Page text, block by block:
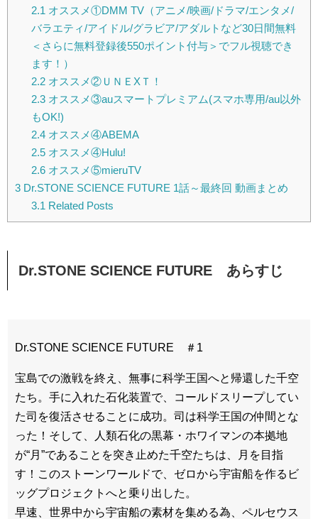
2.1 オススメ①DMM TV（アニメ/映画/ドラマ/エンタメ/
バラエティ/アイドル/グラビア/アダルトなど30日間無料
＜さらに無料登録後550ポイント付与＞でフル視聴でき
ます！）
2.2オススメ②ＵＮＥXＴ！
2.3オススメ③auスマートプレミアム(スマホ専用/au以外
もOK!)
2.4オススメ④ABEMA
2.5オススメ④Hulu!
2.6オススメ⑤mieruTV
3 Dr.STONE SCIENCE FUTURE 1話～最終回 動画まとめ
3.1 Related Posts
Dr.STONE SCIENCE FUTURE あらすじ
Dr.STONE SCIENCE FUTURE ＃1
宝島での激戦を終え、無事に科学王国へと帰還した千空
たち。手に入れた石化装置で、コールドスリープしてい
た司を復活させることに成功。司は科学王国の仲間とな
った！そして、人類石化の黒幕・ホワイマンの本拠地
が“月”であることを突き止めた千空たちは、月を目指
す！このストーンワールドで、ゼロから宇宙船を作るビ
ッグプロジェクトへと乗り出した。
早速、世界中から宇宙船の素材を集める為、ペルセウス